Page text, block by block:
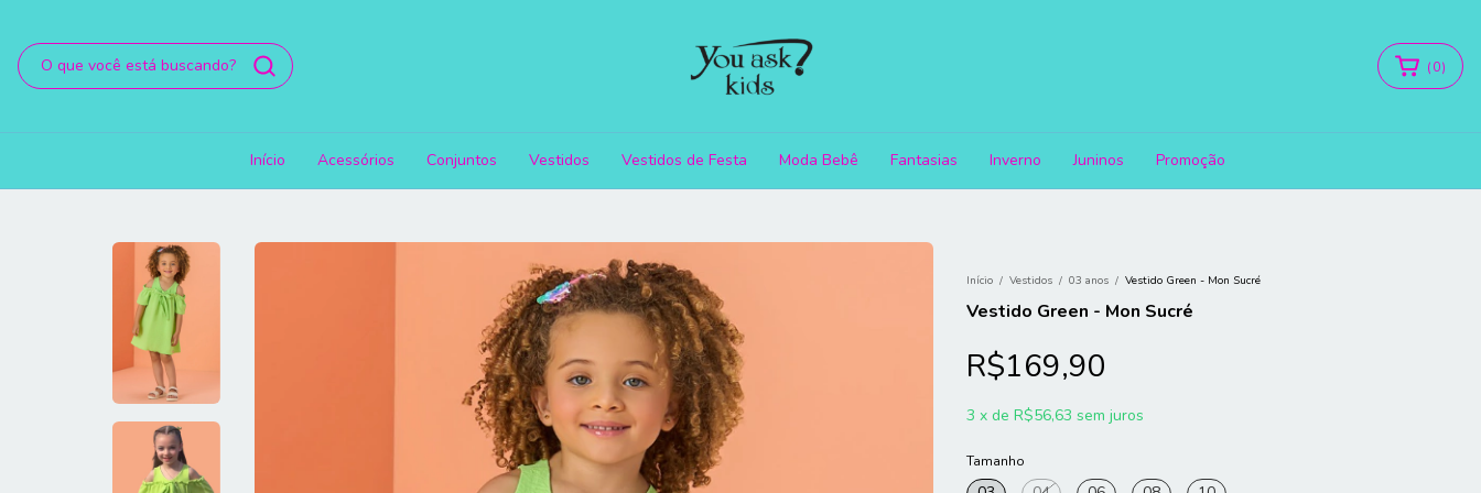
(0)
Início Acessórios Conjuntos Vestidos Vestidos de Festa Moda Bebê Fantasias Inverno Juninos Promoção
Início / Vestidos / 03 anos / Vestido Green - Mon Sucré
Vestido Green - Mon Sucré
R$169,90
3 x de R$56,63 sem juros
Tamanho